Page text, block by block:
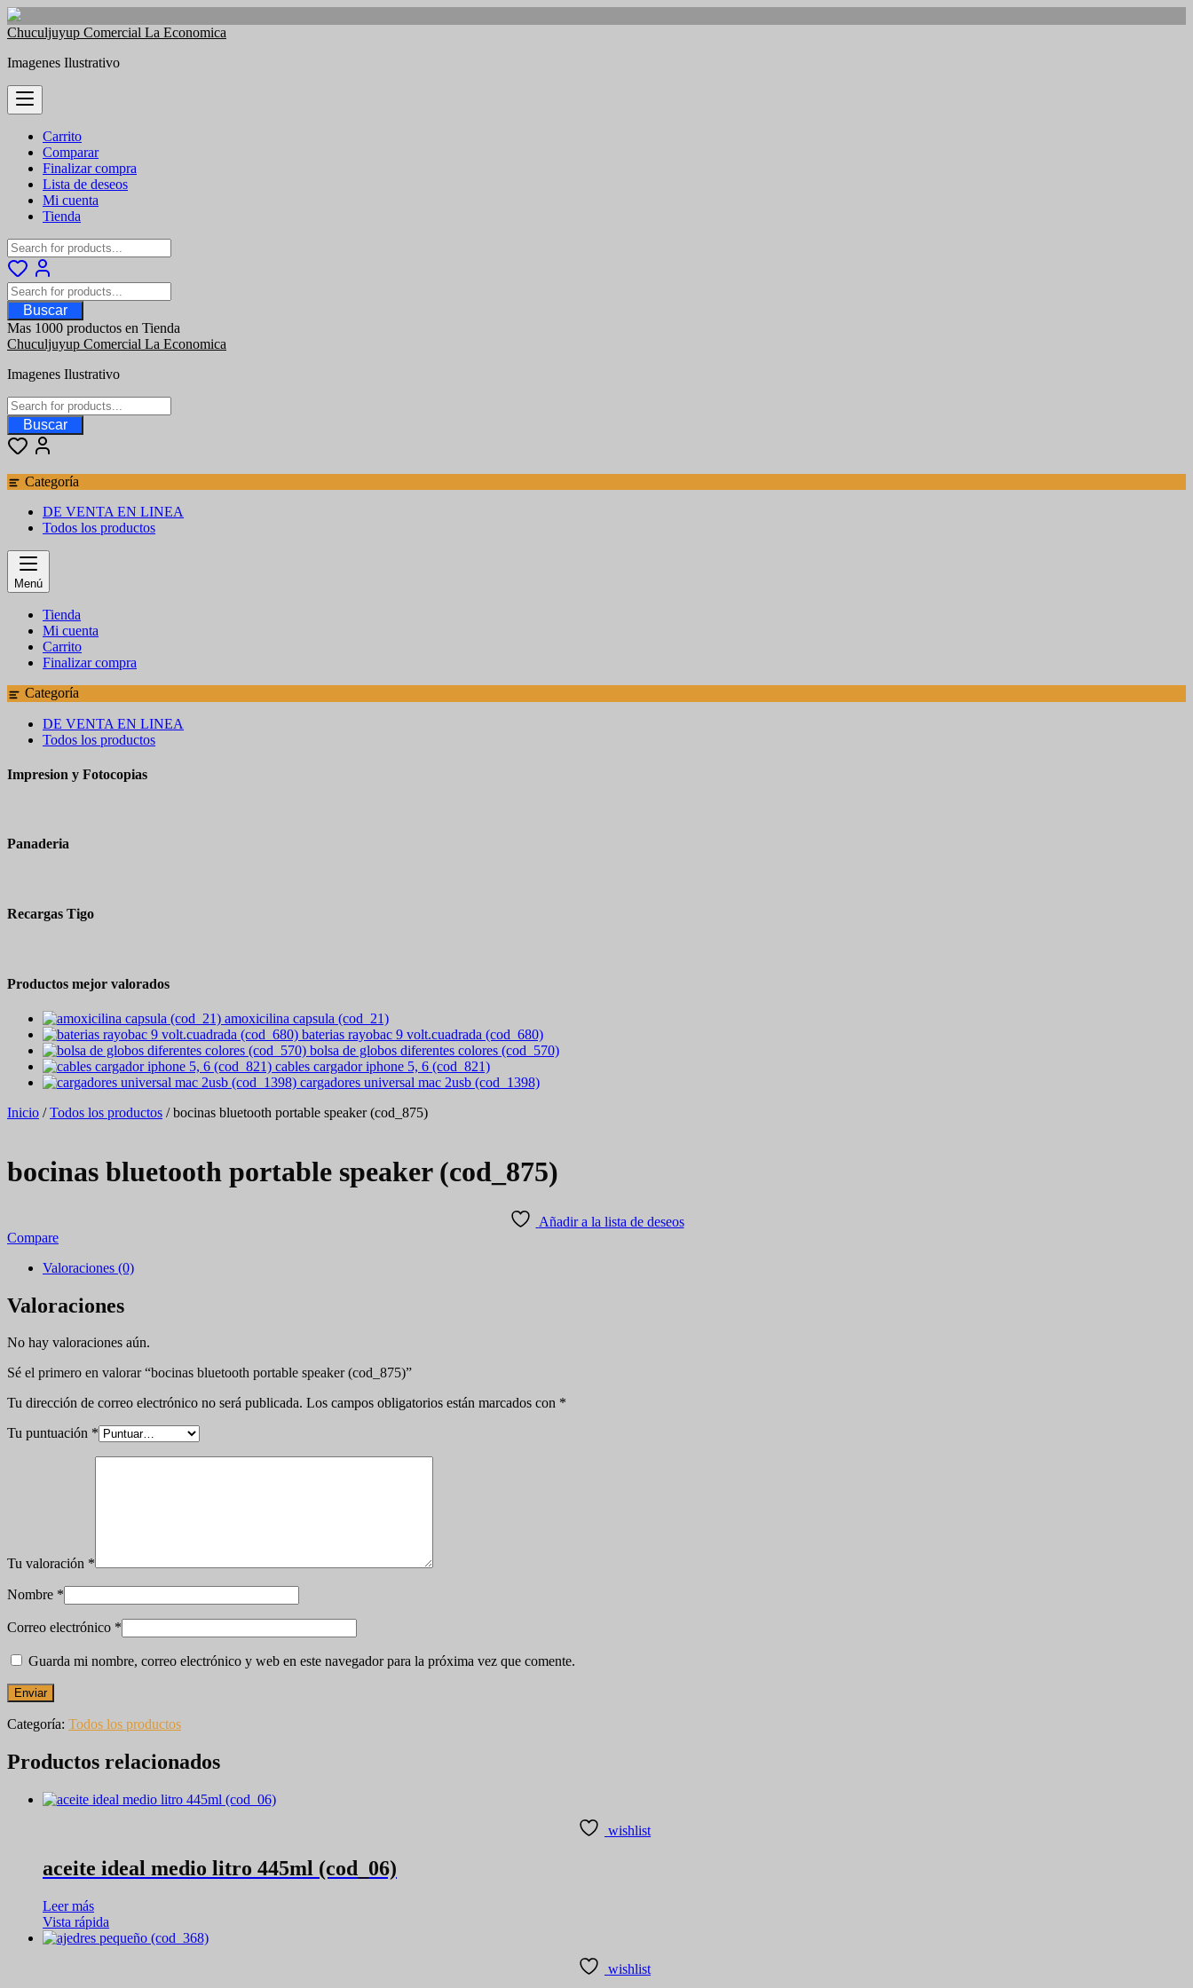
Saltar
contenido
Chuculjuyup Comercial La Economica
Imagenes Ilustrativo
Carrito
Comparar
Finalizar compra
Lista de deseos
Mi cuenta
Tienda
Buscar
Mas 1000 productos en Tienda
Chuculjuyup Comercial La Economica
Imagenes Ilustrativo
Buscar
Categoría
DE VENTA EN LINEA
Todos los productos
Menú
Tienda
Mi cuenta
Carrito
Finalizar compra
Categoría
DE VENTA EN LINEA
Todos los productos
Impresion y Fotocopias
Panaderia
Recargas Tigo
Productos mejor valorados
amoxicilina capsula (cod_21)
baterias rayobac 9 volt.cuadrada (cod_680)
bolsa de globos diferentes colores (cod_570)
cables cargador iphone 5, 6 (cod_821)
cargadores universal mac 2usb (cod_1398)
Inicio /Todos los productos / bocinas bluetooth portable speaker (cod_875)
bocinas bluetooth portable speaker (cod_875)
Añadir a la lista de deseos
Compare
Valoraciones (0)
Valoraciones
No hay valoraciones aún.
Sé el primero en valorar “bocinas bluetooth portable speaker (cod_875)”
Tu dirección de correo electrónico no será publicada. Los campos obligatorios están marcados con *
Tu puntuación *
Tu valoración *
Nombre *
Correo electrónico *
Guarda mi nombre, correo electrónico y web en este navegador para la próxima vez que comente.
Categoría: Todos los productos
Productos relacionados
wishlist
aceite ideal medio litro 445ml (cod_06)
Leer más
Vista rápida
wishlist